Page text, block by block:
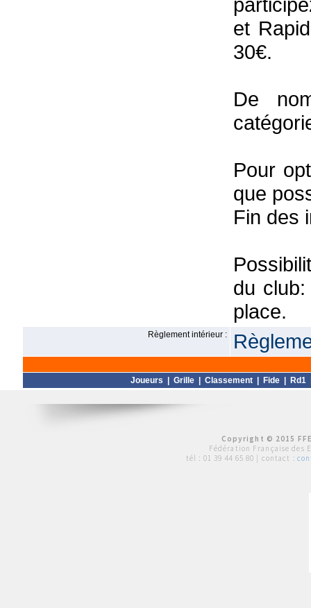
et
30€.
De
Pour
que
Fin des
du
place.
Règlement intérieur :
Joueurs Grille| Classement| Fide| Rd1
Copyright © 2015
Fédération Française des
tél : 01 39 44 65 80 | contact :